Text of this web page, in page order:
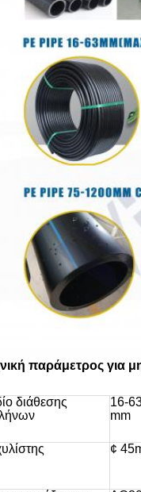
παράμετρος
διάθεσης
16-
mm
¢